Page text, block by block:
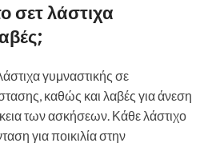
σετ λάστιχα
γυμναστικής σε
καθώς και λαβές για άνεση
των ασκήσεων. Κάθε λάστιχο
για ποικιλία στην